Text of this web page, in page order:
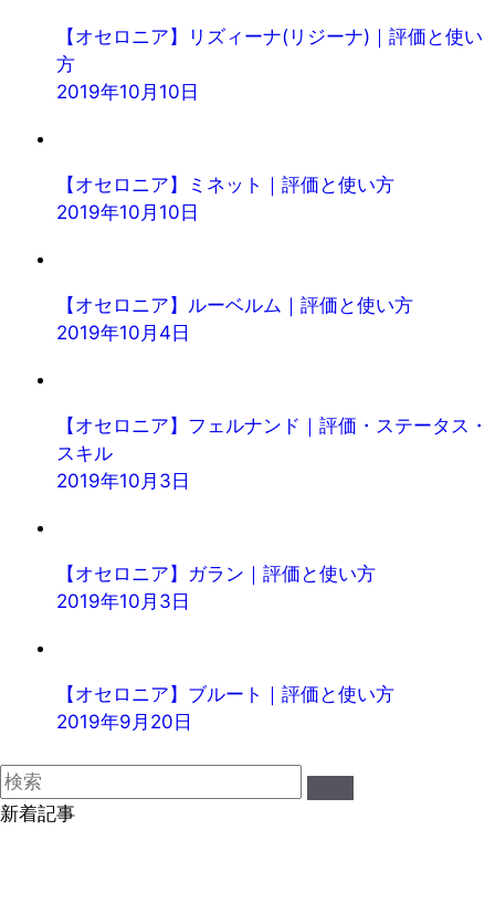
【オセロニア】リズィーナ(リジーナ)｜評価と使い
方
2019年10月10日
【オセロニア】ミネット｜評価と使い方
2019年10月10日
【オセロニア】ルーベルム｜評価と使い方
2019年10月4日
【オセロニア】フェルナンド｜評価・ステータス・
スキル
2019年10月3日
【オセロニア】ガラン｜評価と使い方
2019年10月3日
【オセロニア】ブルート｜評価と使い方
2019年9月20日
新着記事